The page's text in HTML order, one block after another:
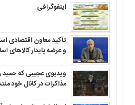
اینفوگرافی
تأکید معاون اقتصادی
و عرضه پایدار کالاهای
ویدیوی عجیبی که حمید
مذاکرات در کانال خود